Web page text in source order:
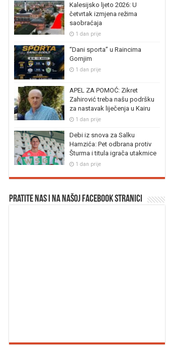
Kalesijsko ljeto 2026: U
četvrtak izmjena režima
saobraćaja
1 dan prije
“Dani sporta” u Raincima
Gornjim
1 dan prije
APEL ZA POMOĆ: Zikret
Zahirović treba našu podršku
za nastavak liječenja u Kairu
1 dan prije
Debi iz snova za Salku
Hamzića: Pet odbrana protiv
Šturma i titula igrača utakmice
1 dan prije
Pratite nas i na našoj facebook stranici